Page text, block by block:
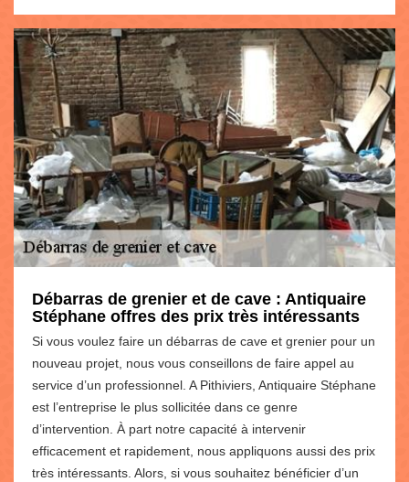
Débarras de grenier et de cave : Antiquaire
Stéphane offres des prix très intéressants
Si vous voulez faire un débarras de cave et grenier pour un
nouveau projet, nous vous conseillons de faire appel au
service d’un professionnel. A Pithiviers, Antiquaire Stéphane
est l’entreprise le plus sollicitée dans ce genre
d’intervention. À part notre capacité à intervenir
efficacement et rapidement, nous appliquons aussi des prix
très intéressants. Alors, si vous souhaitez bénéficier d’un